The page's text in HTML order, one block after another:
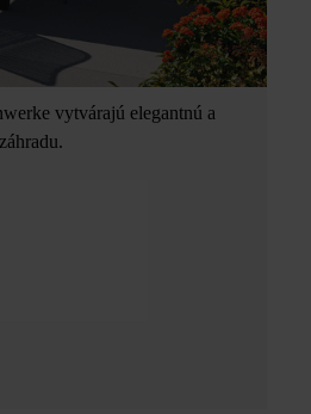
vytvárajú elegantnú a